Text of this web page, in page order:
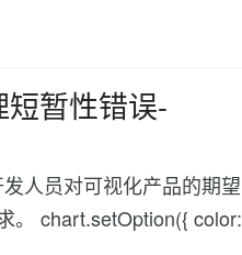
暂性错误-
人员对可视化产品的期望
。 chart.setOption({ color: